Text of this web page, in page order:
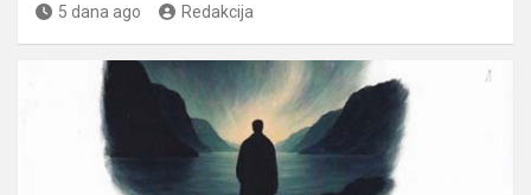
5 dana ago Redakcija